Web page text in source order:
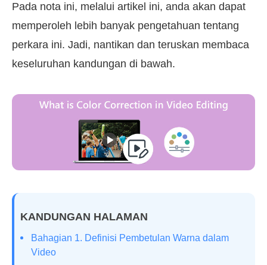
Pada nota ini, melalui artikel ini, anda akan dapat
memperoleh lebih banyak pengetahuan tentang
perkara ini. Jadi, nantikan dan teruskan membaca
keseluruhan kandungan di bawah.
KANDUNGAN HALAMAN
Bahagian 1. Definisi Pembetulan Warna dalam
Video